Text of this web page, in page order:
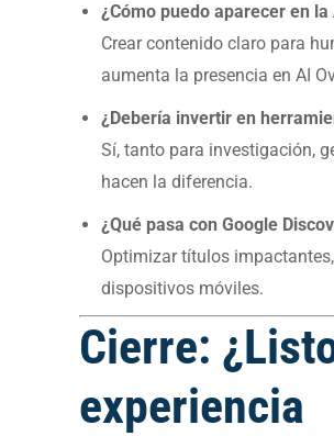
¿Cómo puedo aparecer en
Crear contenido claro para
aumenta la presencia en AI
¿Debería invertir en
Sí, tanto para investigación,
hacen la diferencia.
¿Qué pasa con Google
Optimizar títulos
dispositivos móviles.
Cierre:
experiencia